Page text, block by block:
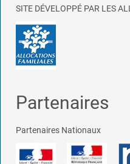
SITE DÉVELOPPÉ PAR LES
Partenaires
Partenaires Nationaux